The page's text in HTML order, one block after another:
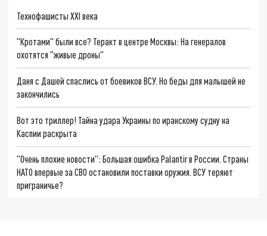
Технофашисты XXI века
"Кротами" были все? Теракт в центре Москвы: На генералов
охотятся "живые дроны"
Даня с Дашей спаслись от боевиков ВСУ. Но беды для малышей не
закончились
Вот это триллер! Тайна удара Украины по иранскому судну на
Каспии раскрыта
"Очень плохие новости": Большая ошибка Palantir в России. Страны
НАТО впервые за СВО остановили поставки оружия. ВСУ теряют
приграничье?